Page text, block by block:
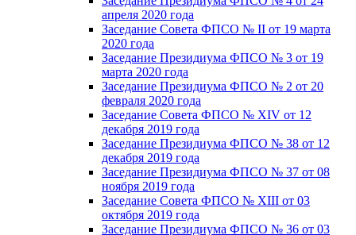
апреля 2020 года
Заседание Совета ФПСО № II от 19 марта
2020 года
Заседание Президиума ФПСО № 3 от 19
марта 2020 года
Заседание Президиума ФПСО № 2 от 20
февраля 2020 года
Заседание Совета ФПСО № XIV от 12
декабря 2019 года
Заседание Президиума ФПСО № 38 от 12
декабря 2019 года
Заседание Президиума ФПСО № 37 от 08
ноября 2019 года
Заседание Совета ФПСО № XIII от 03
октября 2019 года
Заседание Президиума ФПСО № 36 от 03